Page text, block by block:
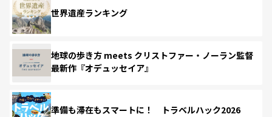
世界遺産ランキング
地球の歩き方 meets クリストファー・ノーラン監督
最新作『オデュッセイア』
準備も滞在もスマートに！ トラベルハック2026